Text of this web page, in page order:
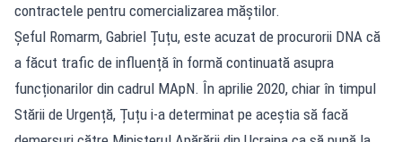
contractele pentru comercializarea măștilor.
Șeful Romarm, Gabriel Țuțu, este acuzat de procurorii DNA că
a făcut trafic de influență în formă continuată asupra
funcționarilor din cadrul MApN. În aprilie 2020, chiar în timpul
Stării de Urgență, Țuțu i-a determinat pe aceștia să facă